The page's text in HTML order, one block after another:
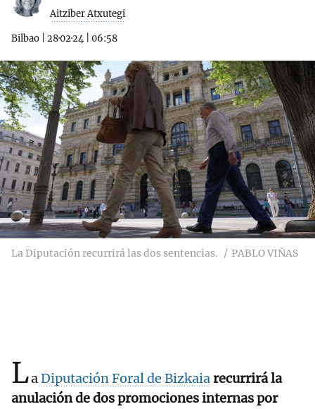
Aitziber Atxutegi
Bilbao 28·02·24 06:58
La Diputación recurrirá las dos sentencias. PABLO VIÑAS
LaDiputación Foral de Bizkaiarecurrirá la
anulación de dos promociones internas por